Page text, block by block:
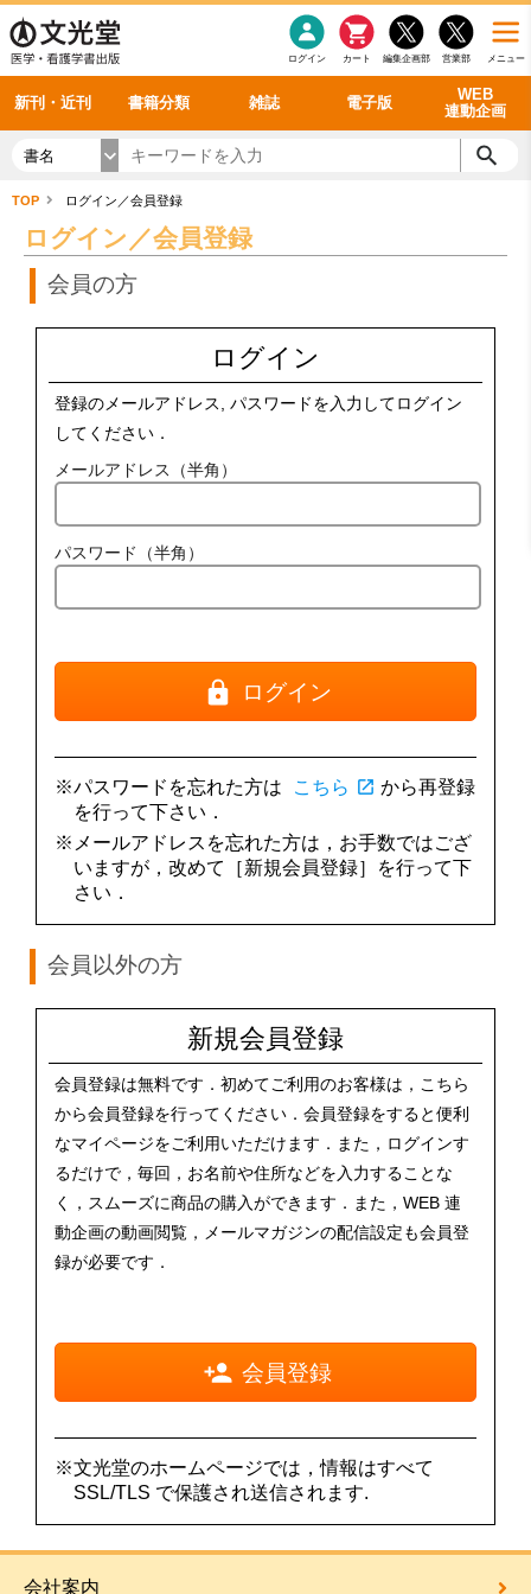
メニュー
営業部
編集企画部
カート
ログイン
新刊・近刊 書籍分類 雑誌 電子版
WEB
連動企画
感染症 老年医学
看護・介護
呼吸器
循環器
シリーズ一覧
雑誌投稿規定
理学療法
雑誌案内・年間購読 最新号 バックナンバー
電子書籍
電子雑誌
書籍「データに基づく臨床動作分析」WEB動画
書籍「眼手術学」WEB動画
書籍「神経症候学 II 改訂第二版」 WEB動画
新刊一覧
今後の発行予定
書名
TOP ログイン／会員登録
ログイン／会員登録
会員の方
ログイン
登録のメールアドレス, パスワードを入力してログイン
してください．
メールアドレス（半角）
パスワード（半角）
ログイン
※パスワードを忘れた方は こちら open_in_new から再登録
を行って下さい．
※メールアドレスを忘れた方は，お手数ではござ
いますが，改めて［新規会員登録］を行って下
さい．
会員以外の方
新規会員登録
会員登録は無料です．初めてご利用のお客様は，こちら
から会員登録を行ってください．会員登録をすると便利
なマイページをご利用いただけます．また，ログインす
るだけで，毎回，お名前や住所などを入力することな
く，スムーズに商品の購入ができます．また，WEB 連
動企画の動画閲覧，メールマガジンの配信設定も会員登
録が必要です．
会員登録
※文光堂のホームページでは，情報はすべて
SSL/TLS で保護され送信されます.
会社案内